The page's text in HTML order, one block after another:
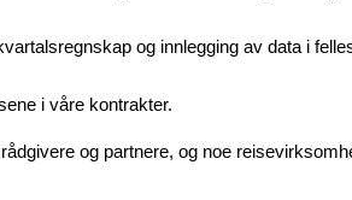
og innlegging av data i
i våre kontrakter.
og partnere, og noe